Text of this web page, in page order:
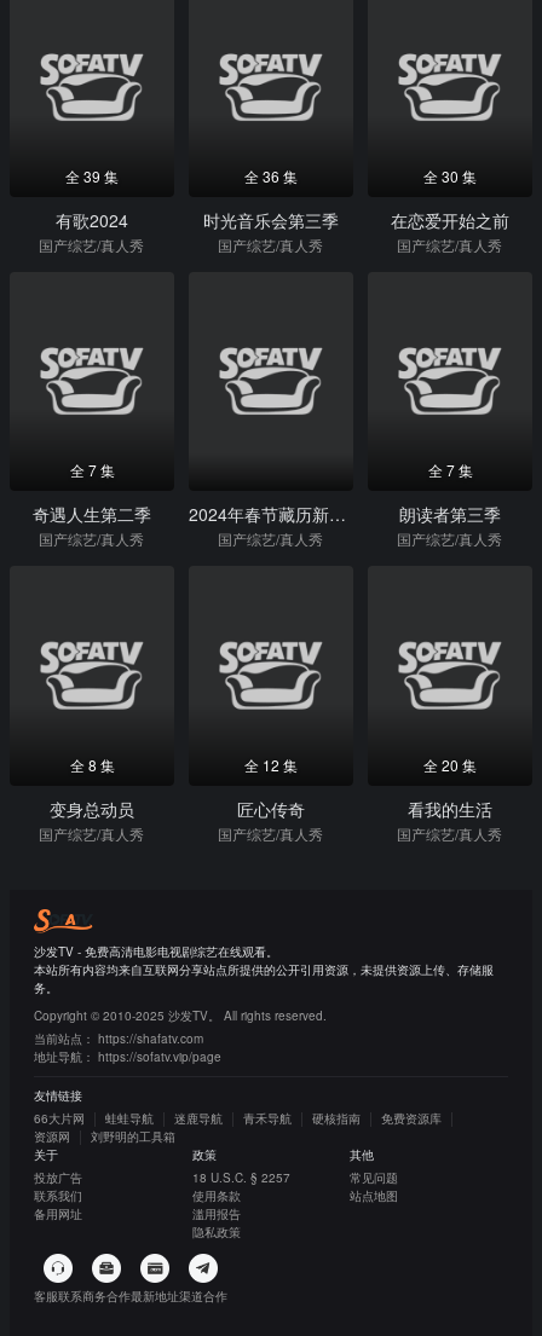
全 39 集
有歌2024
国产综艺/真人秀
全 36 集
时光音乐会第三季
国产综艺/真人秀
全 30 集
在恋爱开始之前
国产综艺/真人秀
全 7 集
奇遇人生第二季
国产综艺/真人秀
2024年春节藏历新年联欢晚会
国产综艺/真人秀
全 7 集
朗读者第三季
国产综艺/真人秀
全 8 集
变身总动员
国产综艺/真人秀
全 12 集
匠心传奇
国产综艺/真人秀
全 20 集
看我的生活
国产综艺/真人秀
沙发TV - 免费高清电影电视剧综艺在线观看。
本站所有内容均来自互联网分享站点所提供的公开引用资源，未提供资源上传、存储服
务。
Copyright © 2010-2025 沙发TV。 All rights reserved.
当前站点： https://shafatv.com
地址导航： https://sofatv.vip/page
友情链接
66大片网
蛙蛙导航 迷鹿导航 青禾导航 硬核指南
免费资源库
资源网
刘野明的工具箱
关于
投放广告
联系我们
备用网址
政策
18 U.S.C. § 2257
使用条款
滥用报告
隐私政策
其他
常见问题
站点地图
客服联系商务合作最新地址渠道合作